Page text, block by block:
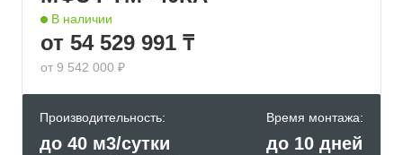
В наличии
от 54 529 991 ₸
от 9 542 000 ₽
Производительность:
до 40 м3/сутки
Время монтажа:
до 10 дней